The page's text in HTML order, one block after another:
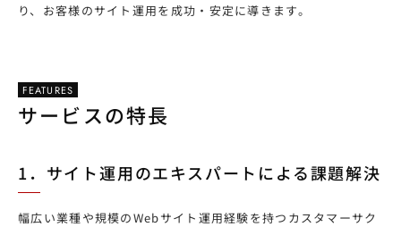
り、お客様のサイト運用を成功・安定に導きます。
FEATURES
サービスの特長
1．サイト運用のエキスパートによる課題解決
幅広い業種や規模のWebサイト運用経験を持つカスタマーサク